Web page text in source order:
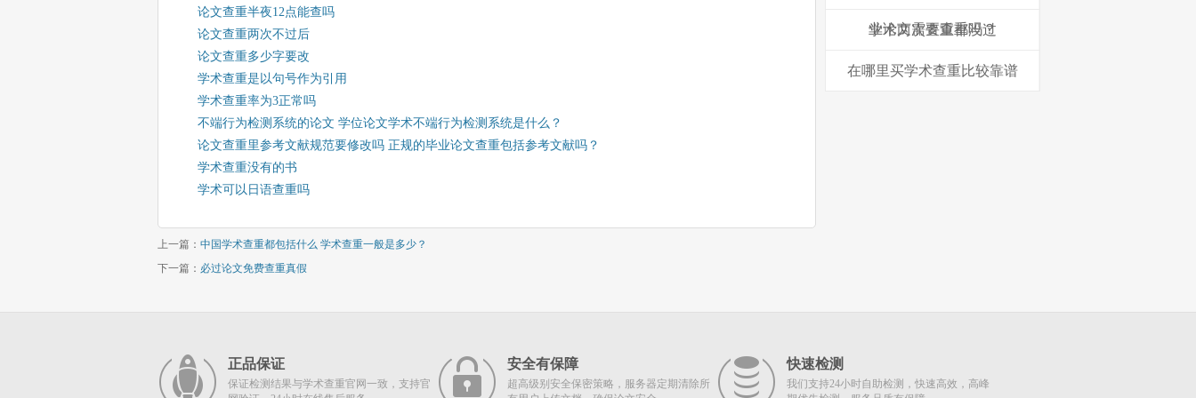
论文查重半夜12点能查吗
论文查重两次不过后
论文查重多少字要改
学术查重是以句号作为引用
学术查重率为3正常吗
不端行为检测系统的论文 学位论文学术不端行为检测系统是什么？
论文查重里参考文献规范要修改吗 正规的毕业论文查重包括参考文献吗？
学术查重没有的书
学术可以日语查重吗
上一篇： 中国学术查重都包括什么 学术查重一般是多少？
下一篇： 必过论文免费查重真假
业论文需要查重吗？
学术两次查重都没过
在哪里买学术查重比较靠谱
正品保证
保证检测结果与学术查重官网一致，支持官
安全有保障
超高级别安全保密策略，服务器定期清除所
快速检测
我们支持24小时自助检测，快速高效，高峰